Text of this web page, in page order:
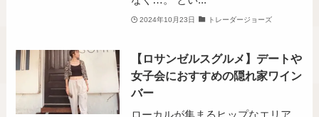
2024年10月23日 トレーダージョーズ
【ロサンゼルスグルメ】デートや
女子会におすすめの隠れ家ワイン
バー
ローカルが集まるヒップなエリア